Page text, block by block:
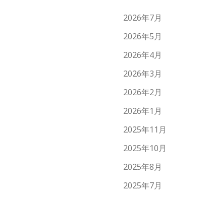
2026年7月
2026年5月
2026年4月
2026年3月
2026年2月
2026年1月
2025年11月
2025年10月
2025年8月
2025年7月